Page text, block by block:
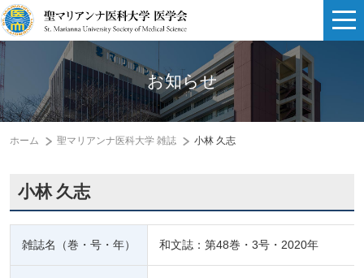
お知らせ
ホーム 聖マリアンナ医科大学 雑誌 小林 久志
小林 久志
雑誌名（巻・号・年） 和文誌：第48巻・3号・2020年